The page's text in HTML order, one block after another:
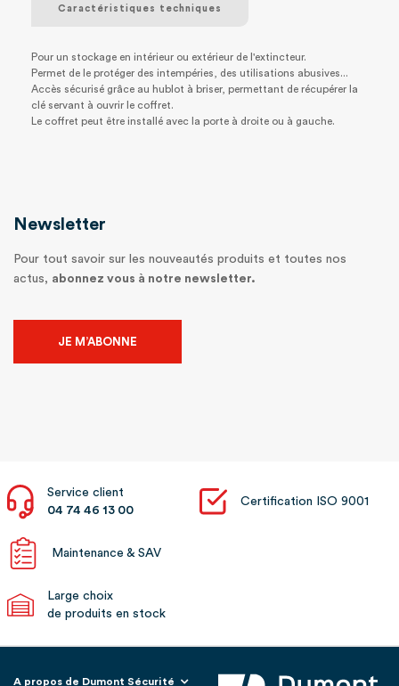
Caractéristiques techniques
Pour un stockage en intérieur ou extérieur de l'extincteur.
Permet de le protéger des intempéries, des utilisations abusives...
Accès sécurisé grâce au hublot à briser, permettant de récupérer la
clé servant à ouvrir le coffret.
Le coffret peut être installé avec la porte à droite ou à gauche.
Newsletter
Pour tout savoir sur les nouveautés produits et toutes nos
actus, abonnez vous à notre newsletter.
JE M’ABONNE
Service client
04 74 46 13 00
Certification ISO 9001
Maintenance & SAV
Large choix
de produits en stock
A propos de Dumont Sécurité